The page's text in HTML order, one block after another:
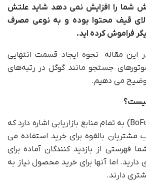
شما را افزایش نمی دهد شاید علتش
قیف محتوا بوده و به نوعی مصرف
فراموش کرده اید.
این مقاله نحوه ایجاد قسمت انتهایی
جستجو مانند گوگل در رتبه‌های
توضیح می دهیم.
محتوای پایین قیف (BoFu) به تمام منابع بازاریابی اشاره دارد که
مشتریان بالقوه برای خرید استفاده می
فهرستی از بازدید کنندگان آماده برای
اما آنها برای خرید محصول نیاز به
دارند.